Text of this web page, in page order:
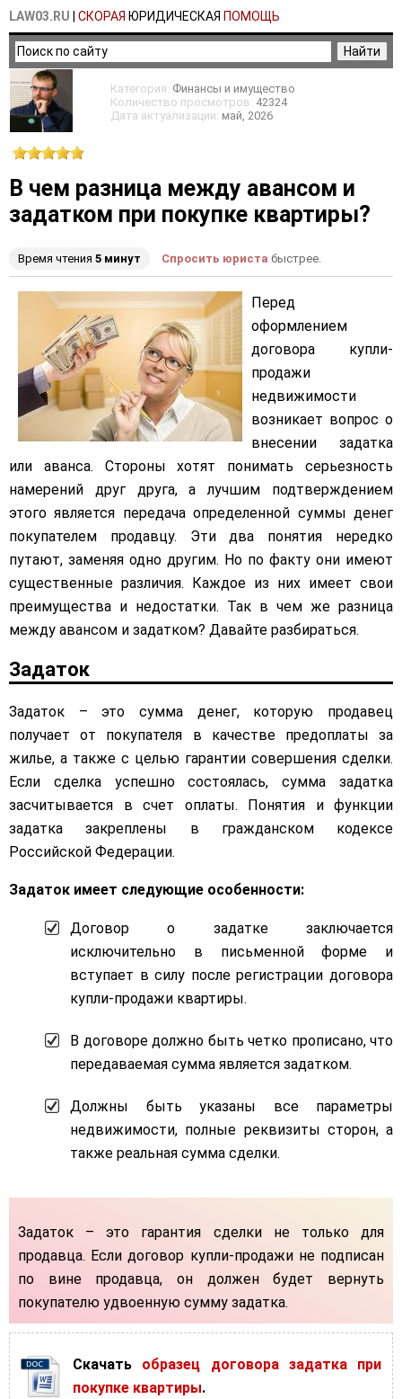
LAW03.RU СКОРАЯ ЮРИДИЧЕСКАЯ ПОМОЩЬ
Категория: Финансы и имущество
Количество просмотров: 42324
Дата актуализации: май, 2026
В чем разница между авансом и
задатком при покупке квартиры?
Время чтения 5 минут Спросить юриста быстрее.
​Перед
оформлением
договора купли-
продажи
недвижимости
возникает вопрос о
внесении задатка
или аванса. Стороны хотят понимать серьезность
намерений друг друга, а лучшим подтверждением
этого является передача определенной суммы денег
покупателем продавцу. Эти два понятия нередко
путают, заменяя одно другим. Но по факту они имеют
существенные различия. Каждое из них имеет свои
преимущества и недостатки. Так в чем же разница
между авансом и задатком? Давайте разбираться.
Задаток
Задаток – это сумма денег, которую продавец
получает от покупателя в качестве предоплаты за
жилье, а также с целью гарантии совершения сделки.
Если сделка успешно состоялась, сумма задатка
засчитывается в счет оплаты. Понятия и функции
задатка закреплены в гражданском кодексе
Российской Федерации.
Задаток имеет следующие особенности:
Договор о задатке заключается
исключительно в письменной форме и
вступает в силу после регистрации договора
купли-продажи квартиры.
В договоре должно быть четко прописано, что
передаваемая сумма является задатком.
Должны быть указаны все параметры
недвижимости, полные реквизиты сторон, а
также реальная сумма сделки.
Задаток – это гарантия сделки не только для
продавца. Если договор купли-продажи не подписан
по вине продавца, он должен будет вернуть
покупателю удвоенную сумму задатка.
Скачать образец договора задатка при
покупке квартиры.